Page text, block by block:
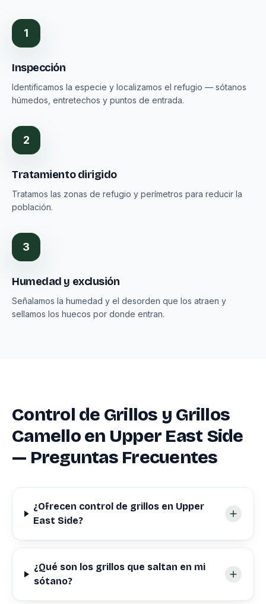
1
Inspección
Identificamos la especie y localizamos el refugio — sótanos
húmedos, entretechos y puntos de entrada.
2
Tratamiento dirigido
Tratamos las zonas de refugio y perímetros para reducir la
población.
3
Humedad y exclusión
Señalamos la humedad y el desorden que los atraen y
sellamos los huecos por donde entran.
Control de Grillos y Grillos
Camello en Upper East Side
— Preguntas Frecuentes
¿Ofrecen control de grillos en Upper
East Side?
¿Qué son los grillos que saltan en mi
sótano?